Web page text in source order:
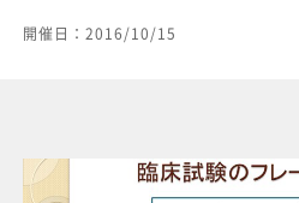
開催日：2016/10/15